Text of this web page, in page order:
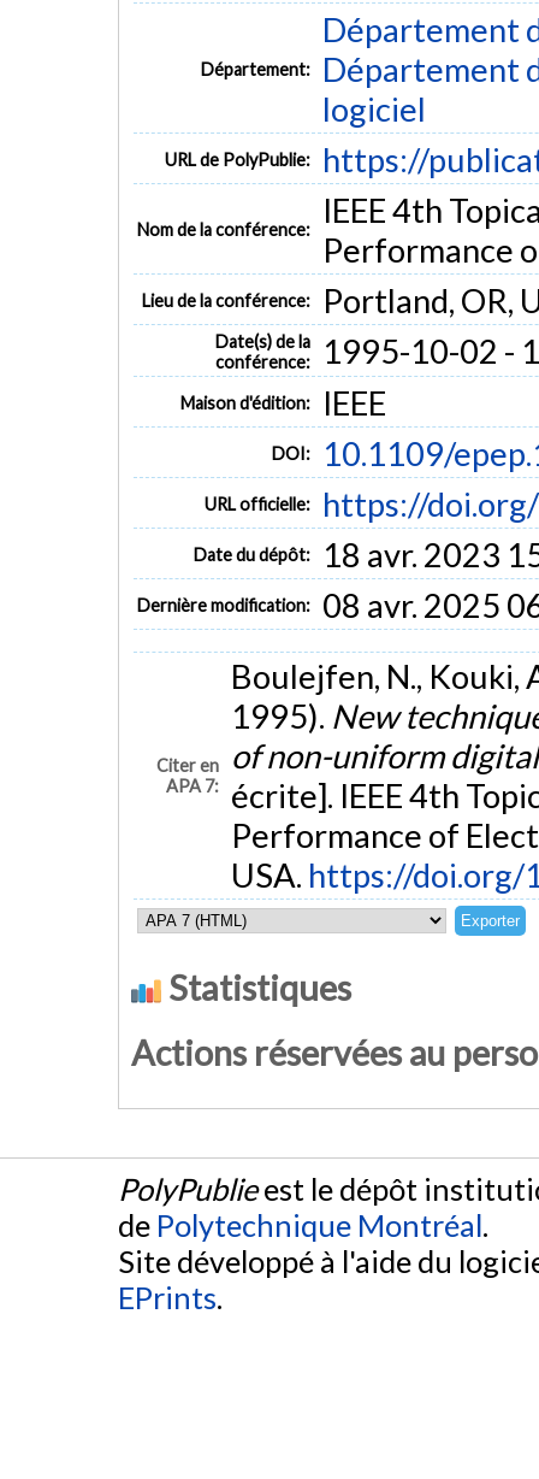
Département:
Département
Département
logiciel
URL de PolyPublie: https://
Nom de la conférence:
IEEE 4th
Performance
Lieu de la conférence: Portland, OR,
Date(s) de la
conférence:
1995-10-02 -
Maison d'édition: IEEE
DOI: 10.1109/
URL officielle: https://
Date du dépôt: 18 avr. 2023
Dernière modification: 08 avr. 2025
Citer en
APA 7:
Boulejfen, N., Kouki,
1995). New
of non-uniform
écrite]. IEEE 4th
Performance of
USA. https://doi.org/
Statistiques
Actions réservées au
PolyPublieest le dépôt
de Polytechnique Montréal.
Site développé à l'aide du
EPrints.